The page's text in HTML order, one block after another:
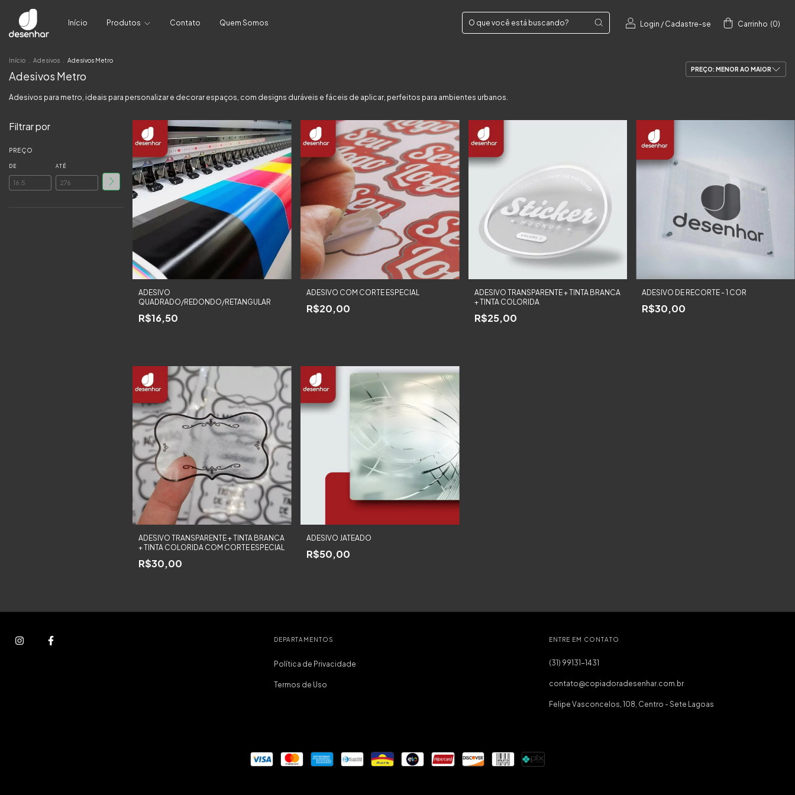
Início Produtos Contato Quem Somos Login / Cadastre-se Carrinho (0)
Início Adesivos Adesivos Metro
Adesivos Metro
Adesivos para metro, ideais para personalizar e decorar espaços, com designs duráveis e fáceis de aplicar, perfeitos para ambientes urbanos.
Filtrar por
PREÇO
DE ATÉ
ADESIVO
QUADRADO/REDONDO/RETANGULAR
R$16,50
ADESIVO COM CORTE ESPECIAL
R$20,00
ADESIVO TRANSPARENTE + TINTA BRANCA
+ TINTA COLORIDA
R$25,00
ADESIVO DE RECORTE - 1 COR
R$30,00
ADESIVO TRANSPARENTE + TINTA BRANCA
+ TINTA COLORIDA COM CORTE ESPECIAL
R$30,00
ADESIVO JATEADO
R$50,00
DEPARTAMENTOS
Política de Privacidade
Termos de Uso
ENTRE EM CONTATO
(31) 99131-1431
contato@copiadoradesenhar.com.br
Felipe Vasconcelos, 108, Centro - Sete Lagoas